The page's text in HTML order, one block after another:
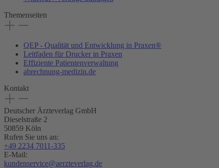
Themenseiten
QEP - Qualität und Entwicklung in Praxen®
Leitfaden für Drucker in Praxen
Effiziente Patientenverwaltung
abrechnung-medizin.de
Kontakt
Deutscher Ärzteverlag GmbH
Dieselstraße 2
50859 Köln
Rufen Sie uns an:
+49 2234 7011-335
E-Mail:
kundenservice@aerzteverlag.de